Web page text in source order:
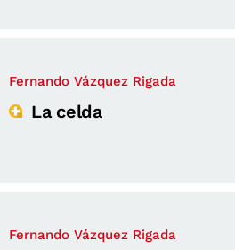
Fernando Vázquez Rigada
La celda
Fernando Vázquez Rigada